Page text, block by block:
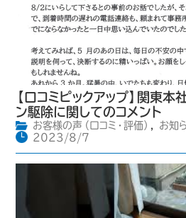
【口コミピックアップ】関東本
ン駆除に関してのコメント
お客様の声（口コミ・評価） ,
お知
2023/8/7